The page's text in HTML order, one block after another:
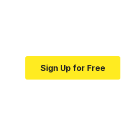
Sign Up for Free